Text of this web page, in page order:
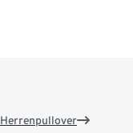
Herrenpullover